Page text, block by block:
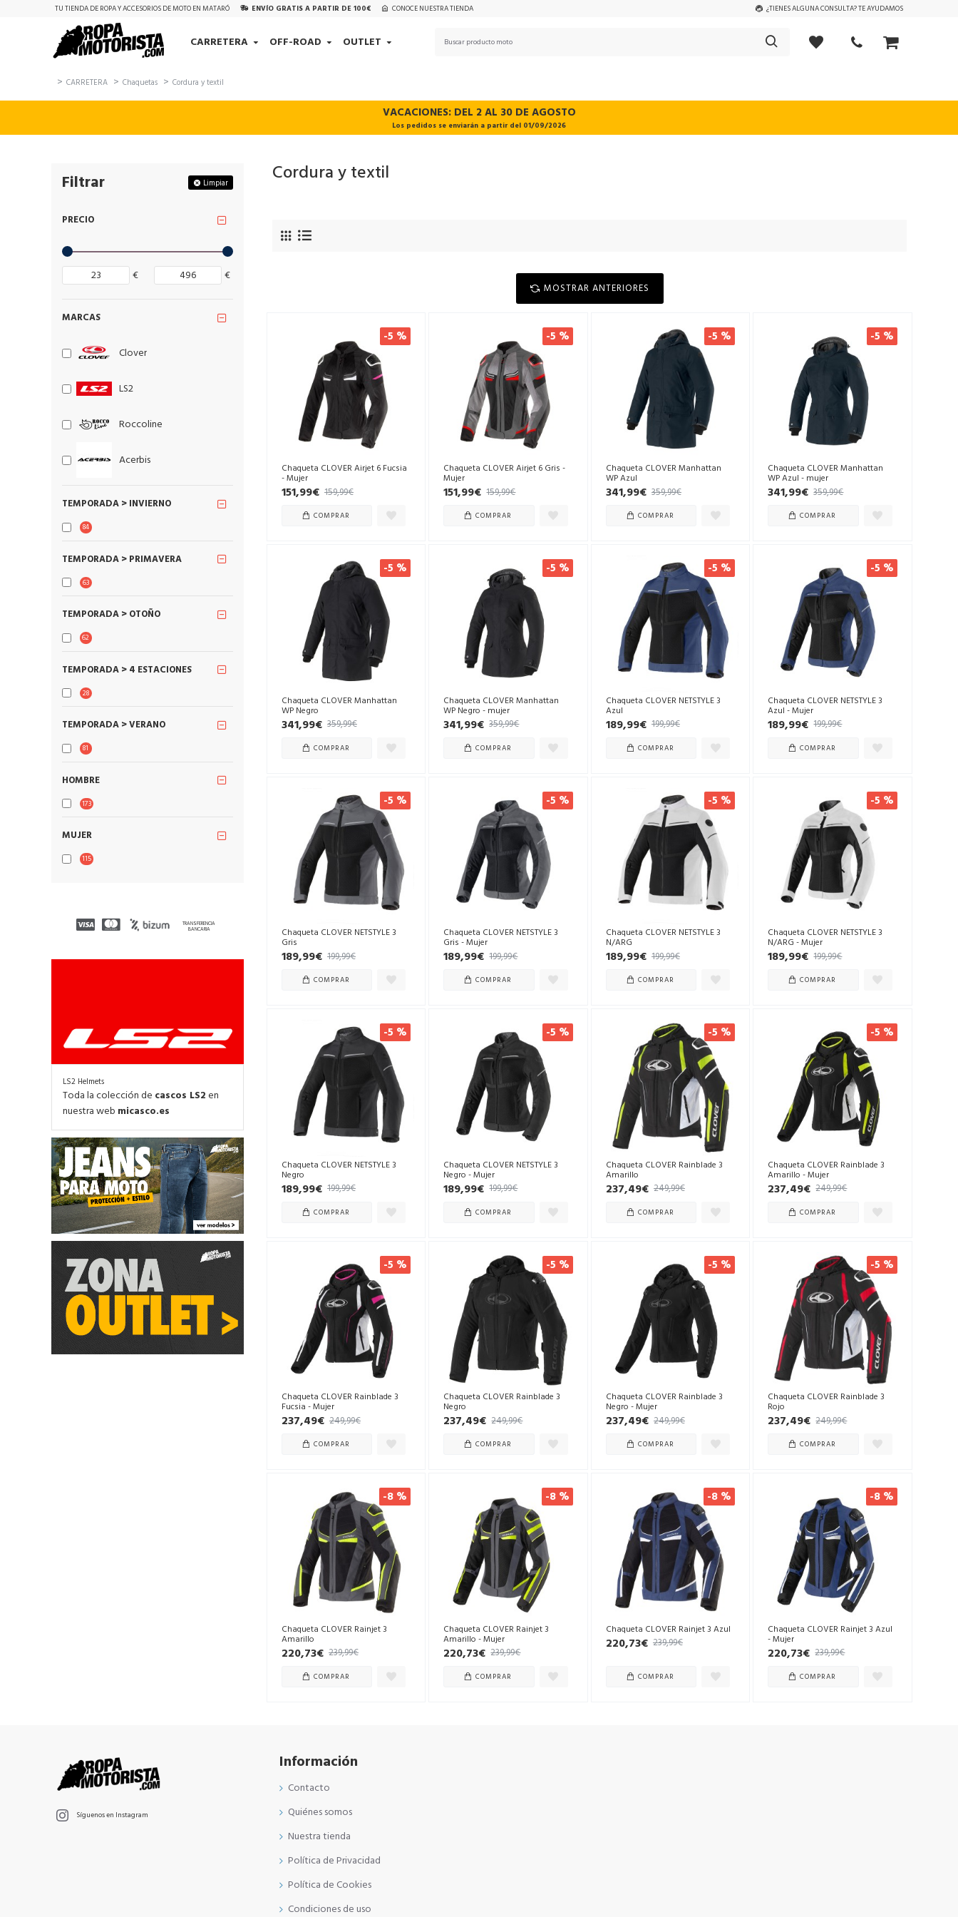
TU TIENDA DE ROPA Y ACCESORIOS DE MOTO EN MATARÓ ENVÍO GRATIS A PARTIR DE 100€ CONOCE NUESTRA TIENDA ¿TIENES ALGUNA CONSULTA? TE AYUDAMOS
CARRETERA OFF-ROAD OUTLET
CARRETERA Chaquetas Cordura y textil
VACACIONES: DEL 2 AL 30 DE AGOSTO
Los pedidos se enviarán a partir del 01/09/2026
Filtrar Limpiar
PRECIO
€ €
MARCAS
Clover
LS2
Roccoline
Acerbis
TEMPORADA > VERANO
81
TEMPORADA > INVIERNO
84
HOMBRE
173
MUJER
115
TEMPORADA > PRIMAVERA
63
TEMPORADA > OTOÑO
62
TEMPORADA > 4 ESTACIONES
28
TRANSFERENCIA
BANCARIA
LS2 Helmets
Toda la colección de cascos LS2 en
nuestra web micasco.es
Cordura y textil
MOSTRAR ANTERIORES
-5 %
Chaqueta CLOVER Airjet 6 Fucsia
- Mujer
151,99€ 159,99€
COMPRAR
-5 %
Chaqueta CLOVER Airjet 6 Gris -
Mujer
151,99€ 159,99€
COMPRAR
-5 %
Chaqueta CLOVER Manhattan
WP Azul
341,99€ 359,99€
COMPRAR
-5 %
Chaqueta CLOVER Manhattan
WP Azul - mujer
341,99€ 359,99€
COMPRAR
-5 %
Chaqueta CLOVER Manhattan
WP Negro
341,99€ 359,99€
COMPRAR
-5 %
Chaqueta CLOVER Manhattan
WP Negro - mujer
341,99€ 359,99€
COMPRAR
-5 %
Chaqueta CLOVER NETSTYLE 3
Azul
189,99€ 199,99€
COMPRAR
-5 %
Chaqueta CLOVER NETSTYLE 3
Azul - Mujer
189,99€ 199,99€
COMPRAR
-5 %
Chaqueta CLOVER NETSTYLE 3
Gris
189,99€ 199,99€
COMPRAR
-5 %
Chaqueta CLOVER NETSTYLE 3
Gris - Mujer
189,99€ 199,99€
COMPRAR
-5 %
Chaqueta CLOVER NETSTYLE 3
N/ARG
189,99€ 199,99€
COMPRAR
-5 %
Chaqueta CLOVER NETSTYLE 3
N/ARG - Mujer
189,99€ 199,99€
COMPRAR
-5 %
Chaqueta CLOVER NETSTYLE 3
Negro
189,99€ 199,99€
COMPRAR
-5 %
Chaqueta CLOVER NETSTYLE 3
Negro - Mujer
189,99€ 199,99€
COMPRAR
-5 %
Chaqueta CLOVER Rainblade 3
Amarillo
237,49€ 249,99€
COMPRAR
-5 %
Chaqueta CLOVER Rainblade 3
Amarillo - Mujer
237,49€ 249,99€
COMPRAR
-5 %
Chaqueta CLOVER Rainblade 3
Fucsia - Mujer
237,49€ 249,99€
COMPRAR
-5 %
Chaqueta CLOVER Rainblade 3
Negro
237,49€ 249,99€
COMPRAR
-5 %
Chaqueta CLOVER Rainblade 3
Negro - Mujer
237,49€ 249,99€
COMPRAR
-5 %
Chaqueta CLOVER Rainblade 3
Rojo
237,49€ 249,99€
COMPRAR
-8 %
Chaqueta CLOVER Rainjet 3
Amarillo
220,73€ 239,99€
COMPRAR
-8 %
Chaqueta CLOVER Rainjet 3
Amarillo - Mujer
220,73€ 239,99€
COMPRAR
-8 %
Chaqueta CLOVER Rainjet 3 Azul
220,73€ 239,99€
COMPRAR
-8 %
Chaqueta CLOVER Rainjet 3 Azul
- Mujer
220,73€ 239,99€
COMPRAR
Síguenos en Instagram
Información
Contacto
Quiénes somos
Nuestra tienda
Política de Privacidad
Política de Cookies
Condiciones de uso